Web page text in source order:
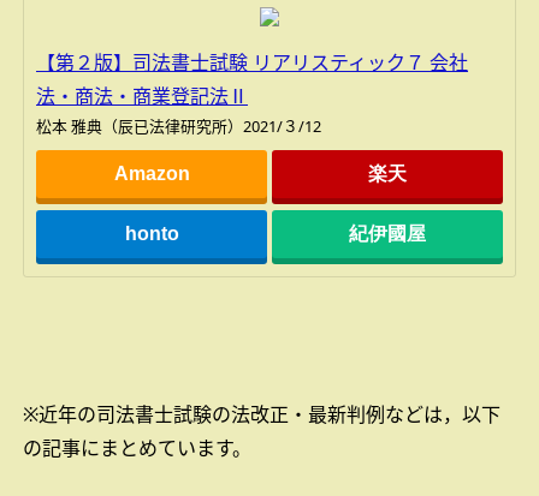
【第２版】司法書士試験 リアリスティック７ 会社
法・商法・商業登記法Ⅱ
松本 雅典（辰已法律研究所）2021/３/12
Amazon 楽天
honto 紀伊國屋
※近年の司法書士試験の法改正・最新判例などは，以下
の記事にまとめています。